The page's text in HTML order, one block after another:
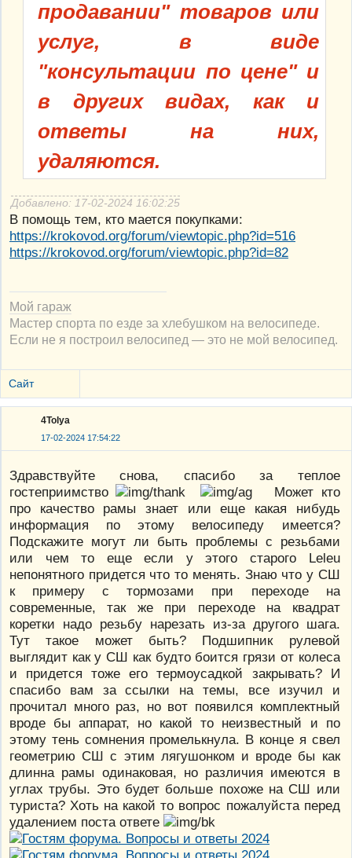
продавании" товаров или
услуг, в виде
"консультации по цене" и
в других видах, как и
ответы на них,
удаляются.
Добавлено: 17-02-2024 16:02:25
В помощь тем, кто мается покупками:
https://krokovod.org/forum/viewtopic.php?id=516
https://krokovod.org/forum/viewtopic.php?id=82
Мой гараж
Мастер спорта по езде за хлебушком на велосипеде.
Если не я построил велосипед — это не мой велосипед.
Сайт
4Tolya
17-02-2024 17:54:22
Здравствуйте снова, спасибо за теплое
гостеприимство
Может кто
про качество рамы знает или еще какая нибудь
информация по этому велосипеду имеется?
Подскажите могут ли быть проблемы с резьбами
или чем то еще если у этого старого Leleu
непонятного придется что то менять. Знаю что у СШ
к примеру с тормозами при переходе на
современные, так же при переходе на квадрат
коретки надо резьбу нарезать из-за другого шага.
Тут такое может быть? Подшипник рулевой
выглядит как у СШ как будто боится грязи от колеса
и придется тоже его термоусадкой закрывать? И
спасибо вам за ссылки на темы, все изучил и
прочитал много раз, но вот появился комплектный
вроде бы аппарат, но какой то неизвестный и по
этому тень сомнения промелькнула. В конце я свел
геометрию СШ с этим лягушонком и вроде бы как
длинна рамы одинаковая, но различия имеются в
углах трубы. Это будет больше похоже на СШ или
туриста? Хоть на какой то вопрос пожалуйста перед
удалением поста ответе